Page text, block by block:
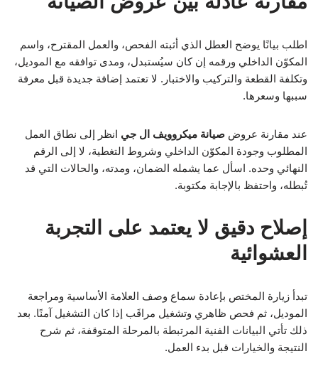
اطلب بيانًا يوضح العطل الذي أثبته الفحص، والعمل المقترح، واسم
المكوّن الداخلي ورقمه إن كان سيُستبدل، ومدى توافقه مع الموديل،
وتكلفة القطعة والتركيب والاختبار. لا تعتمد إضافة جديدة قبل معرفة
سببها وسعرها.
عند مقارنة عروض صيانة ميكروويف ال جي انظر إلى نطاق العمل
المطلوب وجودة المكوّن الداخلي وشروط التغطية، لا إلى الرقم
النهائي وحده. اسأل عما يشمله الضمان، ومدته، والحالات التي قد
تُبطله، واحتفظ بالإجابة مكتوبة.
إصلاح دقيق لا يعتمد على التجربة
العشوائية
تبدأ زيارة المختص بإعادة سماع وصف العلامة الأساسية ومراجعة
الموديل، ثم فحص ظاهري وتشغيل مراقَب إذا كان التشغيل آمنًا. بعد
ذلك تأتي البيانات الفنية المرتبطة بالمرحلة المتوقفة، ثم شرح
النتيجة والخيارات قبل بدء العمل.